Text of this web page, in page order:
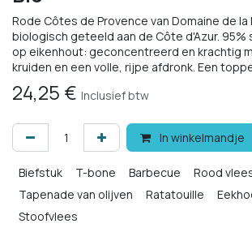
Rode Côtes de Provence van Domaine de la
biologisch geteeld aan de Côte d'Azur. 95%
op eikenhout: geconcentreerd en krachtig
kruiden en een volle, rijpe afdronk. Een
24,25 € Inclusief btw
In winkelmandje
Biefstuk T-bone Barbecue
Rood
Tapenade van olijven
Ratatouille
Stoofvlees